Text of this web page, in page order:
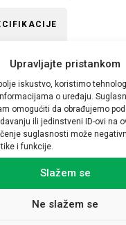
Upravljajte pristankom
iskustvo, koristimo
o uređaju.
omogućiti da obrađujemo
ili jedinstveni ID-ovi na
suglasnosti može
i funkcije.
Slažem se
Ne slažem se
proizvodi